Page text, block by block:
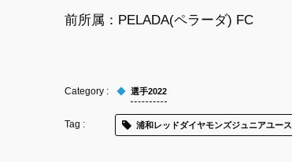
前所属： PELADA(ペラーダ) FC
選手2022
浦和レッドダイヤモンズジュニアユース